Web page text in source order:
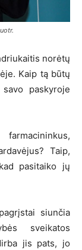
norėtų
Kaip tą būtų
paskyroje
Taip,
pasitaiko jų
siunčia
sveikatos
jis pats, jo